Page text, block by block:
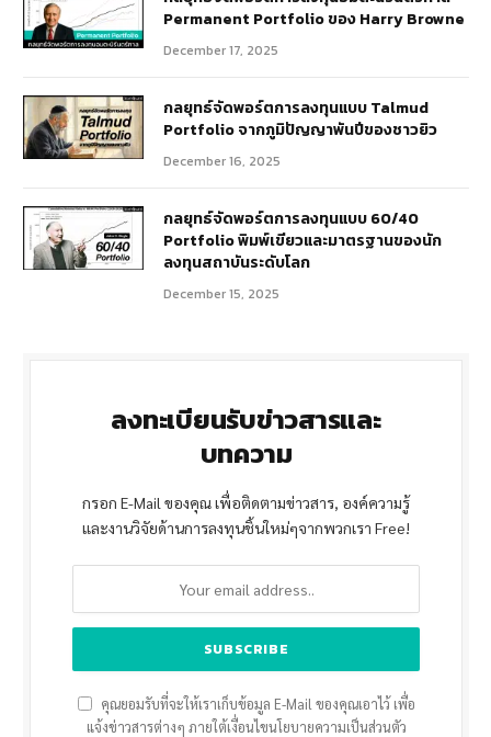
Permanent Portfolio ของ Harry Browne
December 17, 2025
กลยุทธ์จัดพอร์ตการลงทุนแบบ Talmud
Portfolio จากภูมิปัญญาพันปีของชาวยิว
December 16, 2025
กลยุทธ์จัดพอร์ตการลงทุนแบบ 60/40
Portfolio พิมพ์เขียวและมาตรฐานของนัก
ลงทุนสถาบันระดับโลก
December 15, 2025
ลงทะเบียนรับข่าวสารและ
บทความ
กรอก E-Mail ของคุณ เพื่อติดตามข่าวสาร, องค์ความรู้
และงานวิจัยด้านการลงทุนชิ้นใหม่ๆจากพวกเรา Free!
คุณยอมรับที่จะให้เราเก็บข้อมูล E-Mail ของคุณเอาไว้ เพื่อ
แจ้งข่าวสารต่างๆ ภายใต้เงื่อนไขนโยบายความเป็นส่วนตัว